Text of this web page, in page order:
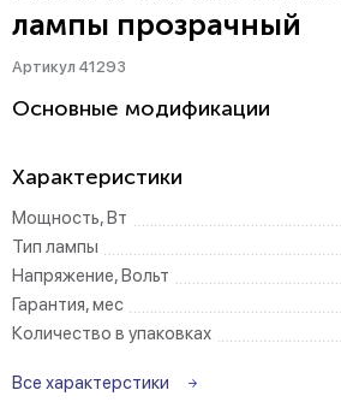
лампы прозрачный
Артикул 41293
Основные модификации
Характеристики
Мощность, Вт
Тип лампы
Напряжение, Вольт
Гарантия, мес
Количество в упаковках
Все характерстики